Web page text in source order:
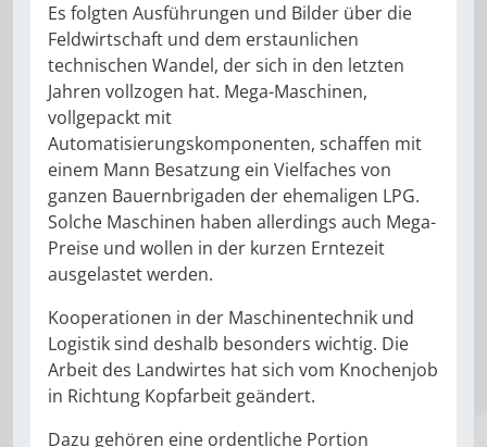
Es folgten Ausführungen und Bilder über die
Feldwirtschaft und dem erstaunlichen
technischen Wandel, der sich in den letzten
Jahren vollzogen hat. Mega-Maschinen,
vollgepackt mit
Automatisierungskomponenten, schaffen mit
einem Mann Besatzung ein Vielfaches von
ganzen Bauernbrigaden der ehemaligen LPG.
Solche Maschinen haben allerdings auch Mega-
Preise und wollen in der kurzen Erntezeit
ausgelastet werden.
Kooperationen in der Maschinentechnik und
Logistik sind deshalb besonders wichtig. Die
Arbeit des Landwirtes hat sich vom Knochenjob
in Richtung Kopfarbeit geändert.
Dazu gehören eine ordentliche Portion